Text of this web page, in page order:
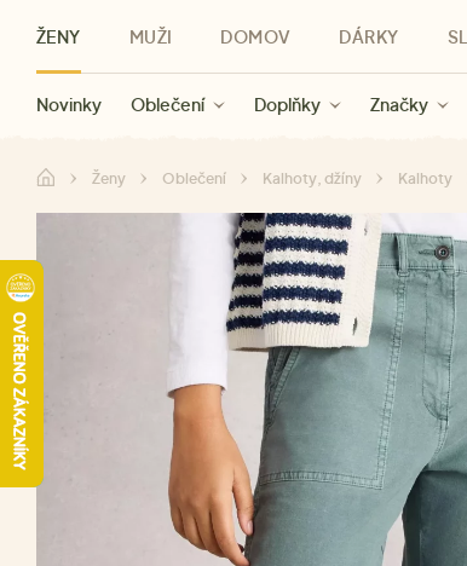
ŽENY
Novinky Oblečení Doplňky Značky
MUŽI
Novinky Oblečení Značky Slevy
DOMOV
Kategorie Značky Slevy
DÁRKY
Pro ženy Pro muže Pro děti Pro všechny
Slevy ženy Slevy muži
Ženy Oblečení Kalhoty, džíny Kalhoty